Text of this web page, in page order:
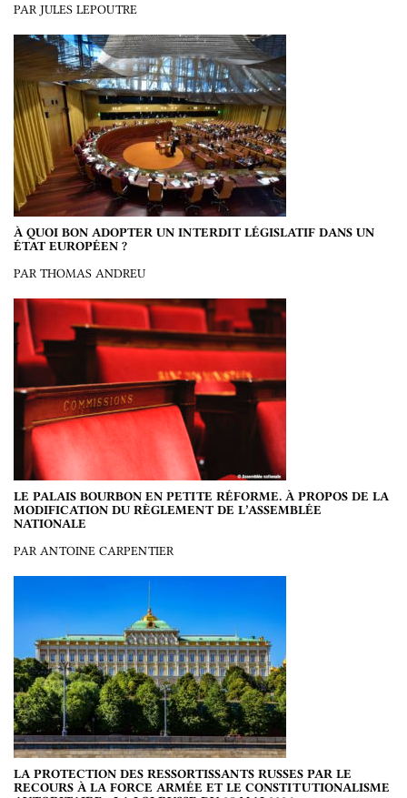
PAR JULES LEPOUTRE
À QUOI BON ADOPTER UN INTERDIT LÉGISLATIF DANS UN
ÉTAT EUROPÉEN ?
PAR THOMAS ANDREU
LE PALAIS BOURBON EN PETITE RÉFORME. À PROPOS DE LA
MODIFICATION DU RÈGLEMENT DE L’ASSEMBLÉE
NATIONALE
PAR ANTOINE CARPENTIER
LA PROTECTION DES RESSORTISSANTS RUSSES PAR LE
RECOURS À LA FORCE ARMÉE ET LE CONSTITUTIONALISME